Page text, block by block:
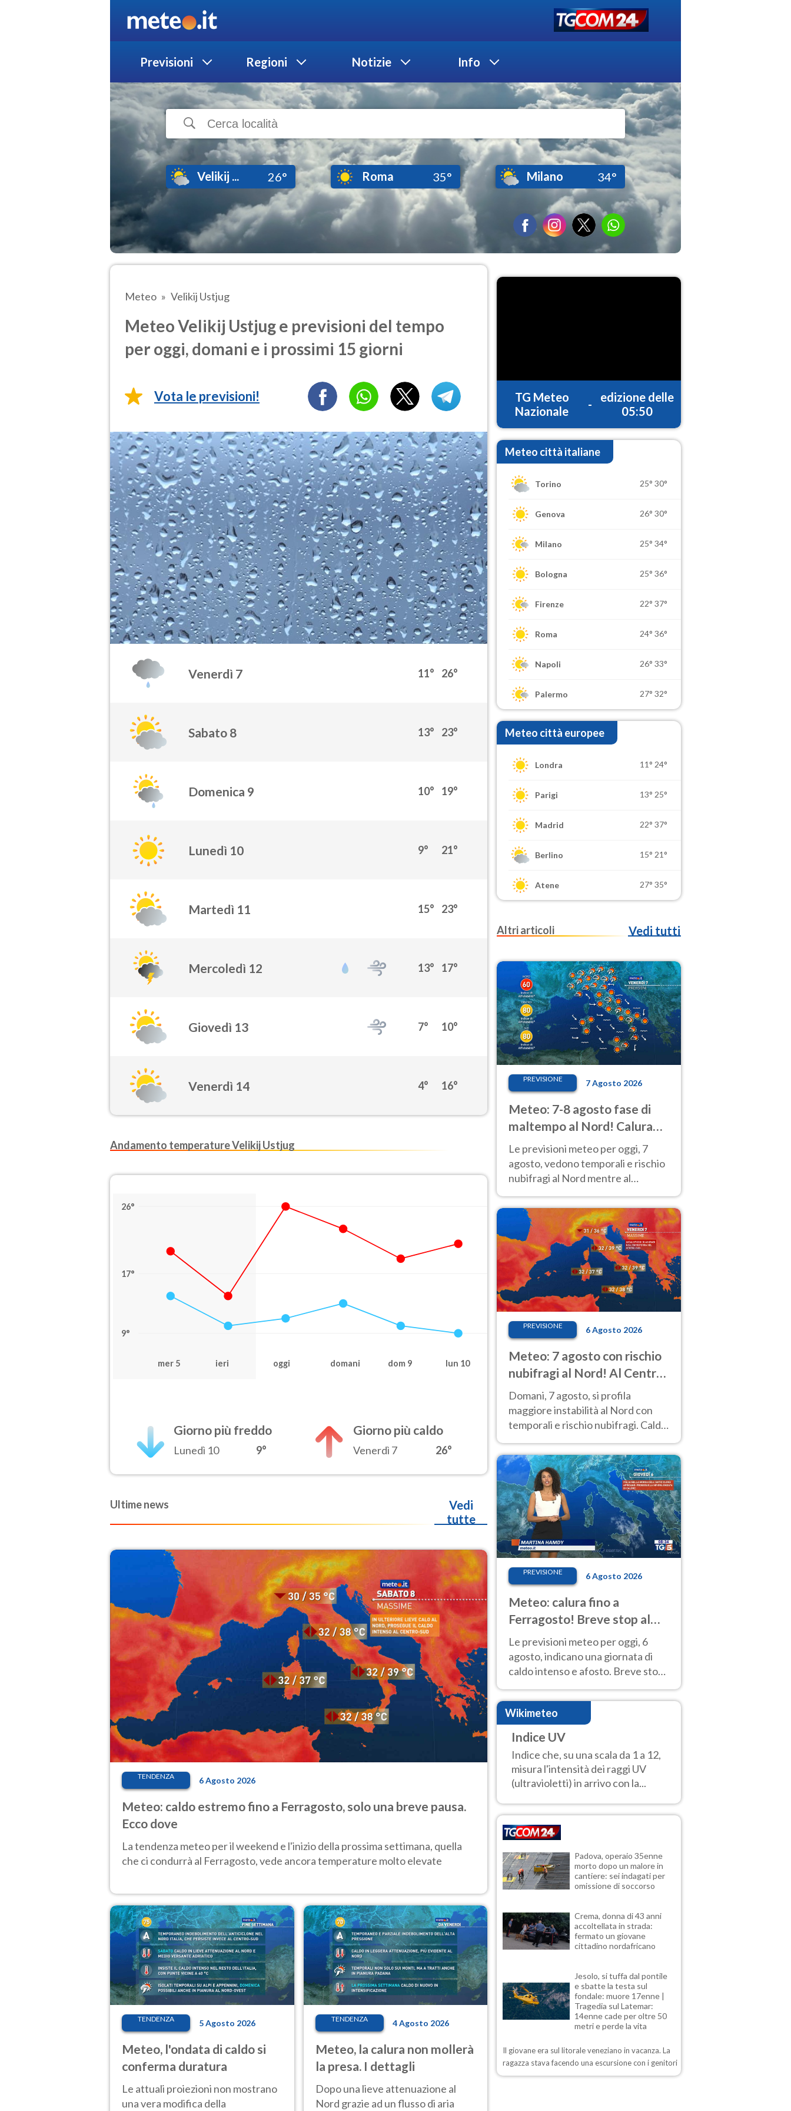
Previsioni Regioni Notizie Info
Velikij ... 26° Roma 35° Milano 34°
Meteo Velikij Ustjug
Meteo Velikij Ustjug e previsioni del tempo
per oggi, domani e i prossimi 15 giorni
Vota le previsioni!
Venerdì 7 11° 26°
Sabato 8 13° 23°
Domenica 9 10° 19°
Lunedì 10 9° 21°
Martedì 11 15° 23°
Mercoledì 12 13° 17°
Giovedì 13 7° 10°
Venerdì 14 4° 16°
Andamento temperature Velikij Ustjug
26°
17°
9°
mer 5 ieri oggi domani dom 9 lun 10
Giorno più freddo
Lunedì 10 9°
Giorno più caldo
Venerdì 7 26°
Ultime news
Vedi
tutte
TENDENZA 6 Agosto 2026
Meteo: caldo estremo fino a Ferragosto, solo una breve pausa.
Ecco dove
La tendenza meteo per il weekend e l'inizio della prossima settimana, quella
che ci condurrà al Ferragosto, vede ancora temperature molto elevate
TENDENZA 5 Agosto 2026
Meteo, l'ondata di caldo si
conferma duratura
Le attuali proiezioni non mostrano
una vera modifica della
TENDENZA 4 Agosto 2026
Meteo, la calura non mollerà
la presa. I dettagli
Dopo una lieve attenuazione al
Nord grazie ad un flusso di aria
TG Meteo
Nazionale
-
edizione delle
05:50
Meteo città italiane
Torino 25° 30°
Genova 26° 30°
Milano 25° 34°
Bologna 25° 36°
Firenze 22° 37°
Roma 24° 36°
Napoli 26° 33°
Palermo 27° 32°
Meteo città europee
Londra 11° 24°
Parigi 13° 25°
Madrid 22° 37°
Berlino 15° 21°
Atene 27° 35°
Altri articoli Vedi tutti
PREVISIONE 7 Agosto 2026
Meteo: 7-8 agosto fase di
maltempo al Nord! Calura
fino a Ferragosto
Le previsioni meteo per oggi, 7
agosto, vedono temporali e rischio
nubifragi al Nord mentre al
molto intenso.
PREVISIONE 6 Agosto 2026
Meteo: 7 agosto con rischio
nubifragi al Nord! Al Centro-
Sud caldo estremo
Domani, 7 agosto, si profila
maggiore instabilità al Nord con
temporali e rischio nubifragi. Caldo
previsioni.
PREVISIONE 6 Agosto 2026
Meteo: calura fino a
Ferragosto! Breve stop al
Nord tra 7 e 9 agosto
Le previsioni meteo per oggi, 6
agosto, indicano una giornata di
caldo intenso e afosto. Breve stop
all'Anticiclone solo sulle regioni del
Nord.
Wikimeteo
Indice UV
Indice che, su una scala da 1 a 12,
misura l'intensità dei raggi UV
(ultravioletti) in arrivo con la...
Padova, operaio 35enne
morto dopo un malore in
cantiere: sei indagati per
omissione di soccorso
Crema, donna di 43 anni
accoltellata in strada:
fermato un giovane
cittadino nordafricano
Jesolo, si tuffa dal pontile
e sbatte la testa sul
fondale: muore 17enne |
Tragedia sul Latemar:
14enne cade per oltre 50
metri e perde la vita
Il giovane era sul litorale veneziano in vacanza. La
ragazza stava facendo una escursione con i genitori